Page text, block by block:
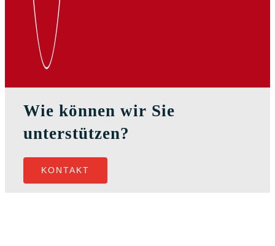
Wie können wir Sie
unterstützen?
KONTAKT